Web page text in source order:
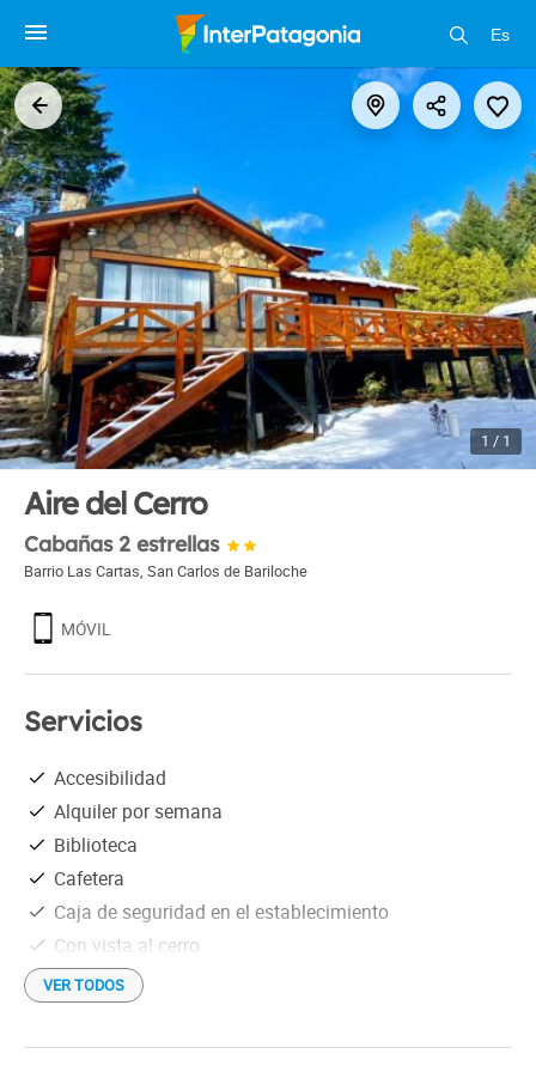
Es
1 / 1
Aire del Cerro
Cabañas 2 estrellas
Barrio Las Cartas, San Carlos de Bariloche
MÓVIL
Servicios
Accesibilidad
Alquiler por semana
Biblioteca
Cafetera
Caja de seguridad en el establecimiento
Con vista al cerro
En parque nacional
Equipo de audio
Estacionamiento cubierto
VER TODOS